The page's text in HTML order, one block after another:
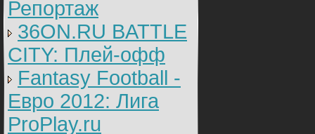
Репортаж
36ON.RU BATTLE
CITY: Плей-офф
Fantasy Football -
Евро 2012: Лига
ProPlay.ru